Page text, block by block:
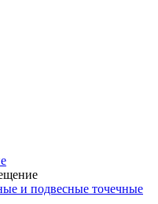
и подвесные точечные